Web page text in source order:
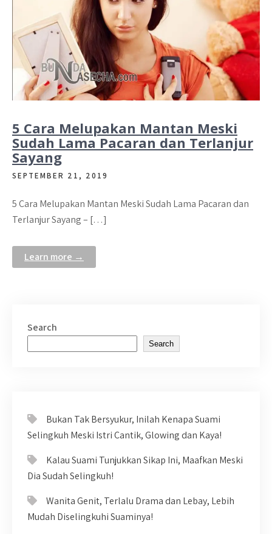
5 Cara Melupakan Mantan Meski
Sudah Lama Pacaran dan Terlanjur
Sayang
SEPTEMBER 21, 2019
5 Cara Melupakan Mantan Meski Sudah Lama Pacaran dan
Terlanjur Sayang – […]
Learn more →
Search
Search
Bukan Tak Bersyukur, Inilah Kenapa Suami
Selingkuh Meski Istri Cantik, Glowing dan Kaya!
Kalau Suami Tunjukkan Sikap Ini, Maafkan Meski
Dia Sudah Selingkuh!
Wanita Genit, Terlalu Drama dan Lebay, Lebih
Mudah Diselingkuhi Suaminya!